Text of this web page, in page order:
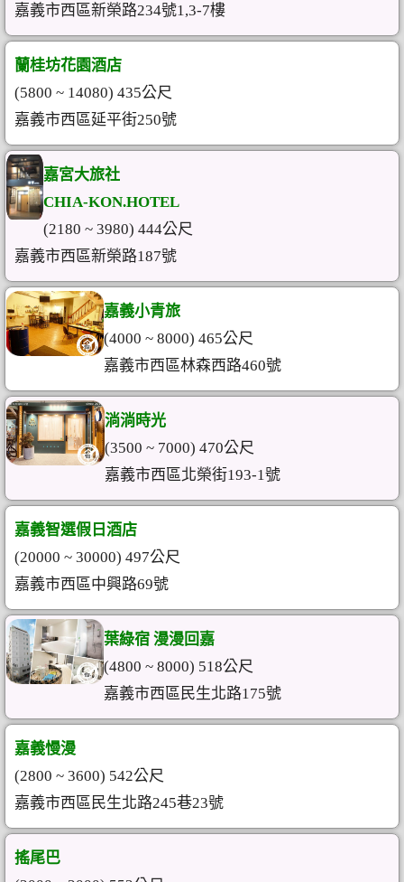
嘉義市西區新榮路234號1,3-7樓
蘭桂坊花園酒店
(5800 ~ 14080) 435公尺
嘉義市西區延平街250號
嘉宮大旅社
CHIA-KON.HOTEL
(2180 ~ 3980) 444公尺
嘉義市西區新榮路187號
嘉義小青旅
(4000 ~ 8000) 465公尺
嘉義市西區林森西路460號
淌淌時光
(3500 ~ 7000) 470公尺
嘉義市西區北榮街193-1號
嘉義智選假日酒店
(20000 ~ 30000) 497公尺
嘉義市西區中興路69號
葉綠宿 漫漫回嘉
(4800 ~ 8000) 518公尺
嘉義市西區民生北路175號
嘉義慢漫
(2800 ~ 3600) 542公尺
嘉義市西區民生北路245巷23號
搖尾巴